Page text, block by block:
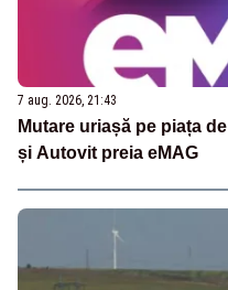
7 aug. 2026, 21:43
Mutare uriașă pe piața
și Autovit preia eMAG